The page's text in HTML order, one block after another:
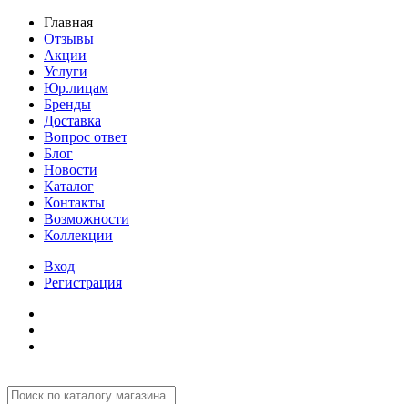
Главная
Отзывы
Акции
Услуги
Юр.лицам
Бренды
Доставка
Вопрос ответ
Блог
Новости
Каталог
Контакты
Возможности
Коллекции
Вход
Регистрация